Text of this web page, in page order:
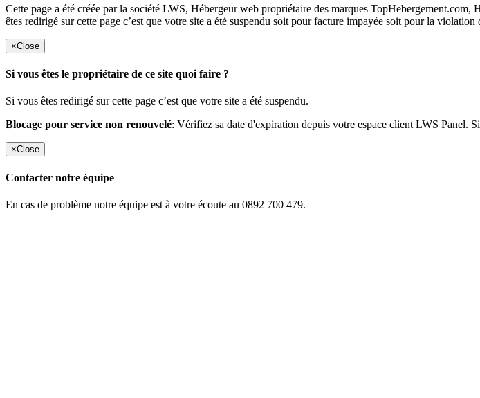
Cette page a été créée par la société LWS, Hébergeur web propriétaire des marques
êtes redirigé sur cette page c’est que votre site a été suspendu soit pour facture impayée soit pour la violation
×Close
Si vous êtes le propriétaire de ce site quoi faire ?
Si vous êtes redirigé sur cette page c’est que votre site a été suspendu.
Blocage pour service non renouvelé: Vérifiez sa date d'expiration depuis votre espace client LWS Panel.
×Close
Contacter notre équipe
En cas de problème notre équipe est à votre écoute au 0892 700 479.